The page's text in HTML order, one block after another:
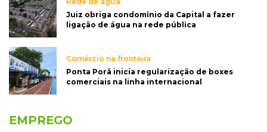
Juiz obriga condomínio da Capital a fazer
ligação de água na rede pública
Comércio na fronteira
Ponta Porã inicia regularização de boxes
comerciais na linha internacional
EMPREGO